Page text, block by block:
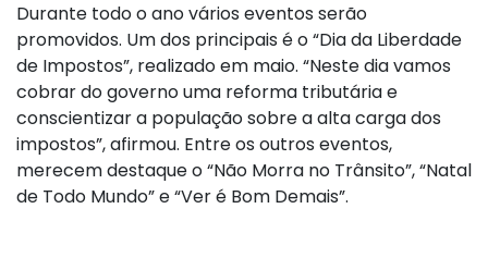
Durante todo o ano vários eventos serão
promovidos. Um dos principais é o “Dia da Liberdade
de Impostos”, realizado em maio. “Neste dia vamos
cobrar do governo uma reforma tributária e
conscientizar a população sobre a alta carga dos
impostos”, afirmou. Entre os outros eventos,
merecem destaque o “Não Morra no Trânsito”, “Natal
de Todo Mundo” e “Ver é Bom Demais”.